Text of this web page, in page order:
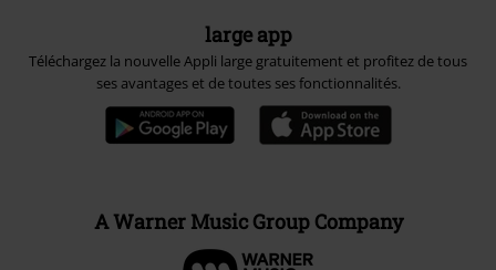
large app
Téléchargez la nouvelle Appli large gratuitement et profitez de tous
ses avantages et de toutes ses fonctionnalités.
A Warner Music Group Company